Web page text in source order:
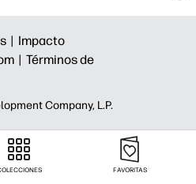
| Impacto
| Términos de
Company, L.P.
FAVORITAS